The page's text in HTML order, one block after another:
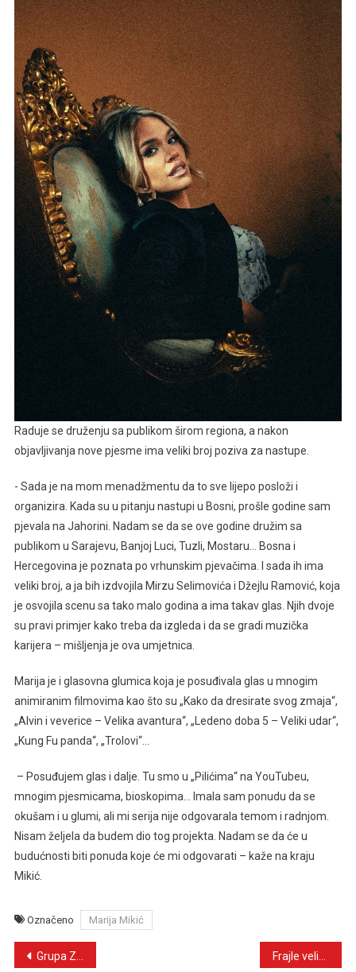
Raduje se druženju sa publikom širom regiona, a nakon
objavljivanja nove pjesme ima veliki broj poziva za nastupe.
­- Sada je na mom menadžmentu da to sve lijepo posloži i
organizira. Kada su u pitanju nastupi u Bosni, prošle godine sam
pjevala na Jahorini. Nadam se da se ove godine družim sa
publikom u Sarajevu, Banjoj Luci, Tuzli, Mostaru… Bosna i
Hercegovina je poznata po vrhunskim pjevačima. I sada ih ima
veliki broj, a ja bih izdvojila Mirzu Selimovića i Džejlu Ramović, koja
je osvojila scenu sa tako malo godina a ima takav glas. Njih dvoje
su pravi primjer kako treba da izgleda i da se gradi muzička
karijera – mišljenja je ova umjetnica.
Marija je i glasovna glumica koja je posuđivala glas u mnogim
animiranim filmovima kao što su „Kako da dresirate svog zmaja“,
„Alvin i veverice – Velika avantura“, „Ledeno doba 5 – Veliki udar“,
„Kung Fu panda“, „Trolovi“…
– Posuđujem glas i dalje. Tu smo u „Pilićima“ na YouTubeu,
mnogim pjesmicama, bioskopima… Imala sam ponudu da se
okušam i u glumi, ali mi serija nije odgovarala temom i radnjom.
Nisam željela da budem dio tog projekta. Nadam se da će u
budućnosti biti ponuda koje će mi odgovarati – kaže na kraju
Mikić.
Označeno Marija Mikić
Navigacija
Grupa ZAR priprema nove pjesme, Amir Pilav Cvale nastupio u Beogradu uz legendarnog Dadu Topića Frajle velikim koncertom u Zagrebu počele regionalnu turneju, uskoro datumi koncerata u BiH